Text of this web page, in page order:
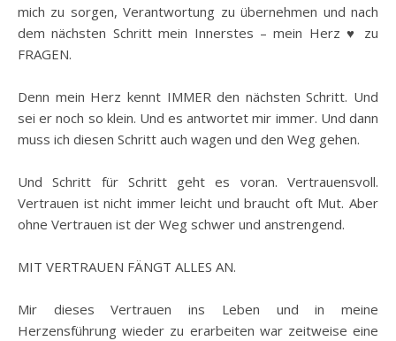
mich zu sorgen, Verantwortung zu übernehmen und nach
dem nächsten Schritt mein Innerstes – mein Herz ♥️ zu
FRAGEN.
Denn mein Herz kennt IMMER den nächsten Schritt. Und
sei er noch so klein. Und es antwortet mir immer. Und dann
muss ich diesen Schritt auch wagen und den Weg gehen.
Und Schritt für Schritt geht es voran. Vertrauensvoll.
Vertrauen ist nicht immer leicht und braucht oft Mut. Aber
ohne Vertrauen ist der Weg schwer und anstrengend.
MIT VERTRAUEN FÄNGT ALLES AN.
Mir dieses Vertrauen ins Leben und in meine
Herzensführung wieder zu erarbeiten war zeitweise eine